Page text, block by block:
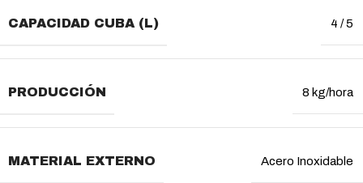
CAPACIDAD CUBA (L) 4 / 5
PRODUCCIÓN 8 kg/hora
MATERIAL EXTERNO Acero Inoxidable